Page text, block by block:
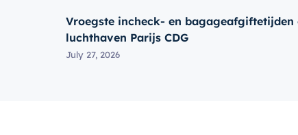
Vroegste incheck- en bagageafgiftetijden
luchthaven Parijs CDG
July 27, 2026